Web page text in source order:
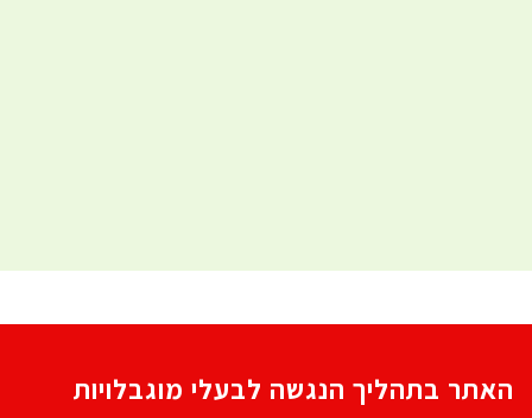
האתר בתהליך הנגשה לבעלי מוגבלויות